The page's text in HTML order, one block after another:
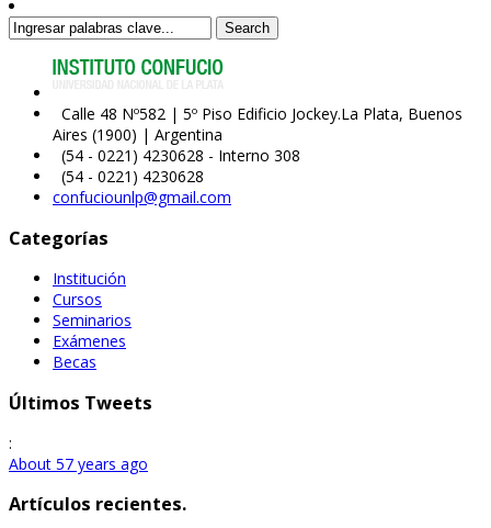
Search
Calle 48 Nº582 | 5º Piso Edificio Jockey.La Plata, Buenos
Aires (1900) | Argentina
(54 - 0221) 4230628 - Interno 308
(54 - 0221) 4230628
confuciounlp@gmail.com
Categorías
Institución
Cursos
Seminarios
Exámenes
Becas
Últimos Tweets
:
About 57 years ago
Artículos recientes.